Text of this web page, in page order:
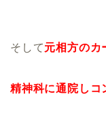
そして元相方のカ
精神科に通院しコ